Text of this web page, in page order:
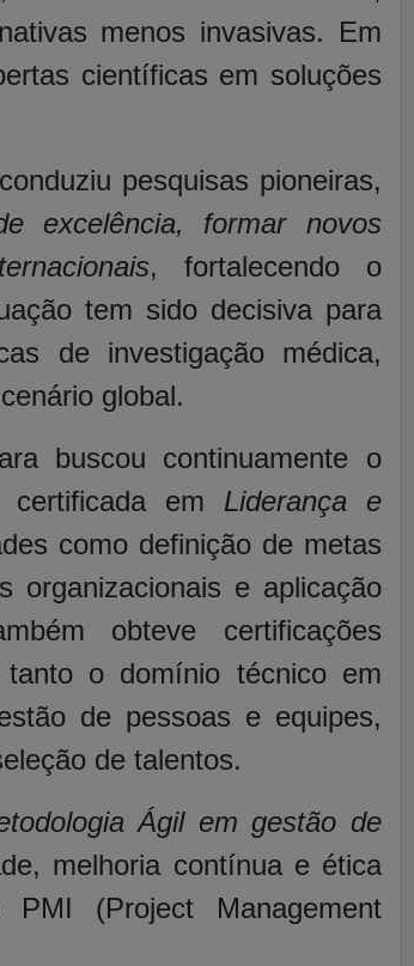
menos invasivas. Em
científicas em soluções
pesquisas pioneiras,
excelência, formar novos
, fortalecendo o
tem sido decisiva para
de investigação médica,
global.
buscou continuamente o
certificada em Liderança e
como definição de metas
organizacionais e aplicação
obteve certificações
o domínio técnico em
de pessoas e equipes,
de talentos.
Ágil em gestão de
melhoria contínua e ética
(Project Management